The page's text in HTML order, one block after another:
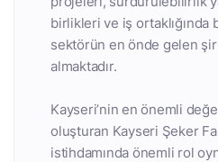
birlikleri ve iş
sektörün en önde gelen
almaktadır.
Kayseri’nin en önemli
oluşturan Kayseri Şeker
istihdamında önemli rol